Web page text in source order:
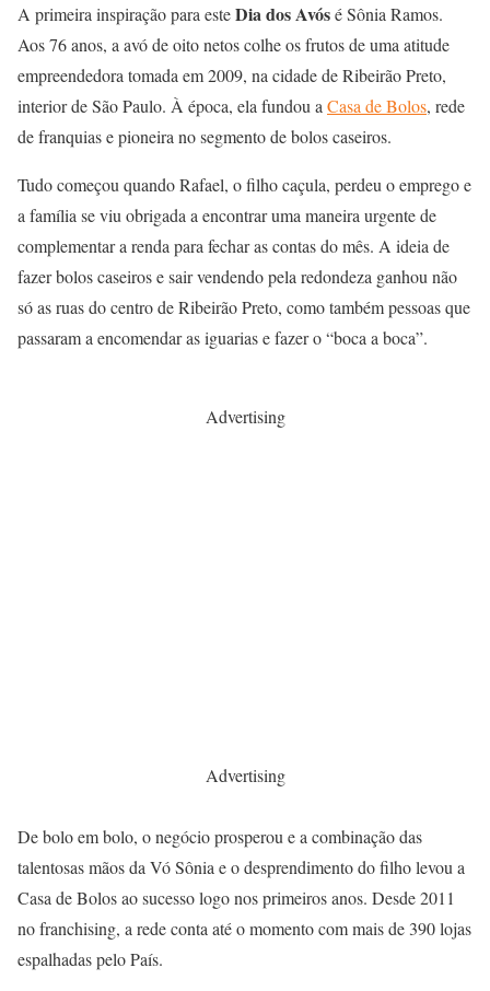
A primeira inspiração para esteDia dos Avósé Sônia Ramos.
Aos 76 anos, a avó de oito netos colhe os frutos de uma atitude
empreendedora tomada em 2009, na cidade de Ribeirão Preto,
interior de São Paulo. À época, ela fundou a Casa de Bolos, rede
de franquias e pioneira no segmento de bolos caseiros.
Tudo começou quando Rafael, o filho caçula, perdeu o emprego e
a família se viu obrigada a encontrar uma maneira urgente de
complementar a renda para fechar as contas do mês. A ideia de
fazer bolos caseiros e sair vendendo pela redondeza ganhou não
só as ruas do centro de Ribeirão Preto, como também pessoas que
passaram a encomendar as iguarias e fazer o “boca a boca”.
Advertising
Advertising
De bolo em bolo, o negócio prosperou e a combinação das
talentosas mãos da Vó Sônia e o desprendimento do filho levou a
Casa de Bolos ao sucesso logo nos primeiros anos. Desde 2011
no franchising, a rede conta até o momento com mais de 390 lojas
espalhadas pelo País.